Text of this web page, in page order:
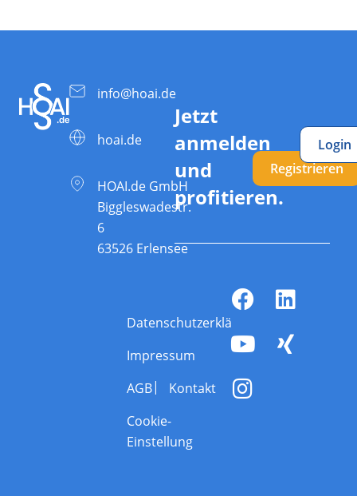
info@hoai.de
hoai.de
HOAI.de GmbH
Biggleswadestr.
6
63526 Erlensee
Jetzt
anmelden
und
profitieren.
Registrieren
Login
Datenschutzerklärung
Impressum
AGB
Kontakt
Cookie-
Einstellung